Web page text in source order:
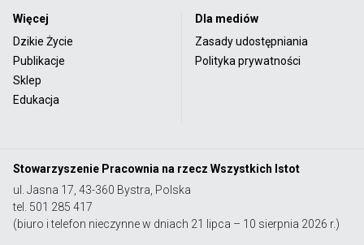
Więcej
Dzikie Życie
Publikacje
Sklep
Edukacja
Dla mediów
Zasady udostępniania
Polityka prywatności
Stowarzyszenie Pracownia na rzecz Wszystkich Istot
ul. Jasna 17, 43-360 Bystra, Polska
tel. 501 285 417
(biuro i telefon nieczynne w dniach 21 lipca – 10 sierpnia 2026 r.)